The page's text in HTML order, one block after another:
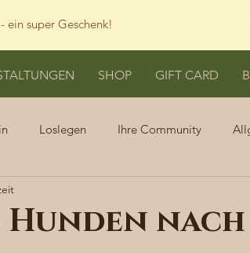
ein super Geschenk!
SHOP GIFT CARD
Loslegen Ihre Community
nach